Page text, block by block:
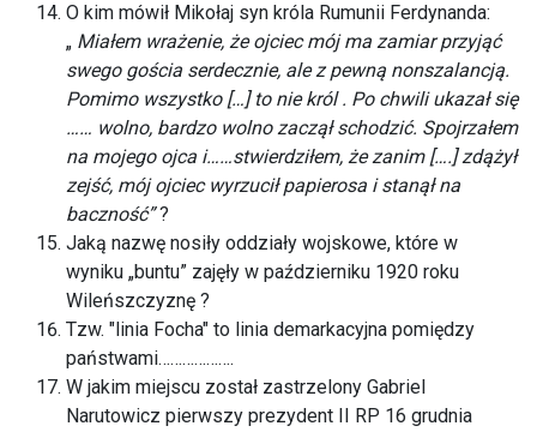
O kim mówił Mikołaj syn króla Rumunii Ferdynanda:
„ Miałem wrażenie, że ojciec mój ma zamiar przyjąć
swego gościa serdecznie, ale z pewną nonszalancją.
Pomimo wszystko […] to nie król . Po chwili ukazał się
…… wolno, bardzo wolno zaczął schodzić. Spojrzałem
na mojego ojca i……stwierdziłem, że zanim [….] zdążył
zejść, mój ojciec wyrzucił papierosa i stanął na
baczność”?
Jaką nazwę nosiły oddziały wojskowe, które w
wyniku „buntu” zajęły w październiku 1920 roku
Wileńszczyznę ?
Tzw. "linia Focha" to linia demarkacyjna pomiędzy
państwami……………….
W jakim miejscu został zastrzelony Gabriel
Narutowicz pierwszy prezydent II RP 16 grudnia